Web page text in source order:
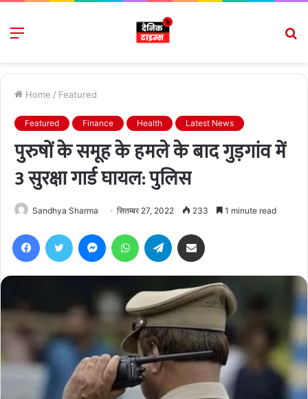
Menu
Home / Featured
Featured Finance Health Latest News
पुरुषों के समूह के हमले के बाद गुड़गांव में
3 सुरक्षा गार्ड घायल: पुलिस
Sandhya Sharma सितम्बर 27, 2022 233 1 minute read
FacebookTwitter MessengerWhatsAppTelegram